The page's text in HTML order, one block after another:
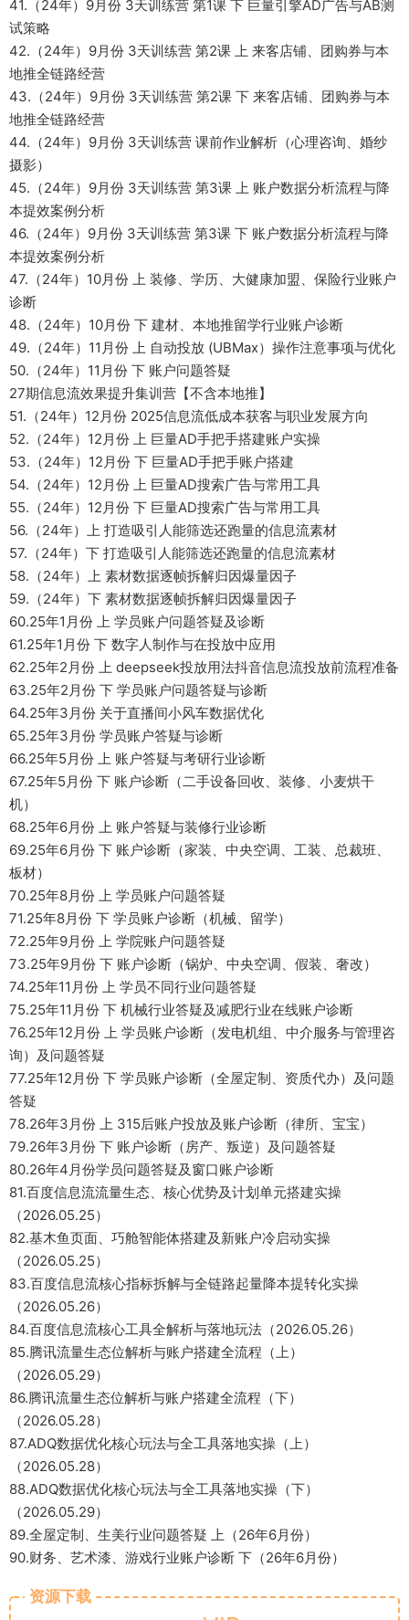
41.（24年）9月份 3天训练营 第1课 下 巨量引擎AD广告与AB测
试策略
42.（24年）9月份 3天训练营 第2课 上 来客店铺、团购券与本
地推全链路经营
43.（24年）9月份 3天训练营 第2课 下 来客店铺、团购券与本
地推全链路经营
44.（24年）9月份 3天训练营 课前作业解析（心理咨询、婚纱
摄影）
45.（24年）9月份 3天训练营 第3课 上 账户数据分析流程与降
本提效案例分析
46.（24年）9月份 3天训练营 第3课 下 账户数据分析流程与降
本提效案例分析
47.（24年）10月份 上 装修、学历、大健康加盟、保险行业账户
诊断
48.（24年）10月份 下 建材、本地推留学行业账户诊断
49.（24年）11月份 上 自动投放 (UBMax）操作注意事项与优化
50.（24年）11月份 下 账户问题答疑
27期信息流效果提升集训营【不含本地推】
51.（24年）12月份 2025信息流低成本获客与职业发展方向
52.（24年）12月份 上 巨量AD手把手搭建账户实操
53.（24年）12月份 下 巨量AD手把手账户搭建
54.（24年）12月份 上 巨量AD搜索广告与常用工具
55.（24年）12月份 下 巨量AD搜索广告与常用工具
56.（24年）上 打造吸引人能筛选还跑量的信息流素材
57.（24年）下 打造吸引人能筛选还跑量的信息流素材
58.（24年）上 素材数据逐帧拆解归因爆量因子
59.（24年）下 素材数据逐帧拆解归因爆量因子
60.25年1月份 上 学员账户问题答疑及诊断
61.25年1月份 下 数字人制作与在投放中应用
62.25年2月份 上 deepseek投放用法抖音信息流投放前流程准备
63.25年2月份 下 学员账户问题答疑与诊断
64.25年3月份 关于直播间小风车数据优化
65.25年3月份 学员账户答疑与诊断
66.25年5月份 上 账户答疑与考研行业诊断
67.25年5月份 下 账户诊断（二手设备回收、装修、小麦烘干
机）
68.25年6月份 上 账户答疑与装修行业诊断
69.25年6月份 下 账户诊断（家装、中央空调、工装、总裁班、
板材）
70.25年8月份 上 学员账户问题答疑
71.25年8月份 下 学员账户诊断（机械、留学）
72.25年9月份 上 学院账户问题答疑
73.25年9月份 下 账户诊断（锅炉、中央空调、假装、奢改）
74.25年11月份 上 学员不同行业问题答疑
75.25年11月份 下 机械行业答疑及减肥行业在线账户诊断
76.25年12月份 上 学员账户诊断（发电机组、中介服务与管理咨
询）及问题答疑
77.25年12月份 下 学员账户诊断（全屋定制、资质代办）及问题
答疑
78.26年3月份 上 315后账户投放及账户诊断（律所、宝宝）
79.26年3月份 下 账户诊断（房产、叛逆）及问题答疑
80.26年4月份学员问题答疑及窗口账户诊断
81.百度信息流流量生态、核心优势及计划单元搭建实操
（2026.05.25）
82.基木鱼页面、巧舱智能体搭建及新账户冷启动实操
（2026.05.25）
83.百度信息流核心指标拆解与全链路起量降本提转化实操
（2026.05.26）
84.百度信息流核心工具全解析与落地玩法（2026.05.26）
85.腾讯流量生态位解析与账户搭建全流程（上）
（2026.05.29）
86.腾讯流量生态位解析与账户搭建全流程（下）
（2026.05.28）
87.ADQ数据优化核心玩法与全工具落地实操（上）
（2026.05.28）
88.ADQ数据优化核心玩法与全工具落地实操（下）
（2026.05.29）
89.全屋定制、生美行业问题答疑 上（26年6月份）
90.财务、艺术漆、游戏行业账户诊断 下（26年6月份）
资源下载